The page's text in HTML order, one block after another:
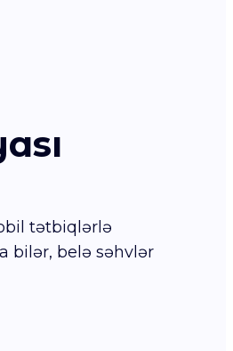
tətbiqlərlə
bilər, belə səhvlər